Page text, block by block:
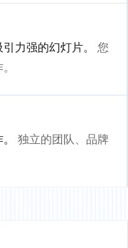
力强的幻灯片。
您
独立的团队、品牌